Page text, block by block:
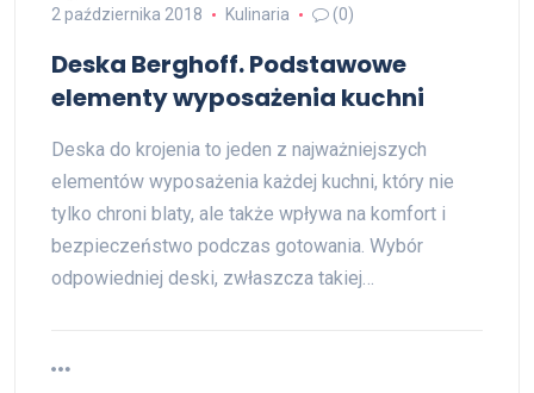
2 października 2018
Kulinaria (0)
Deska Berghoff. Podstawowe
elementy wyposażenia kuchni
Deska do krojenia to jeden z najważniejszych
elementów wyposażenia każdej kuchni, który nie
tylko chroni blaty, ale także wpływa na komfort i
bezpieczeństwo podczas gotowania. Wybór
odpowiedniej deski, zwłaszcza takiej…